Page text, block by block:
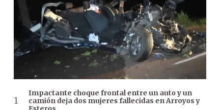
Impactante choque frontal entre un auto y un
camión deja dos mujeres fallecidas en Arroyos y